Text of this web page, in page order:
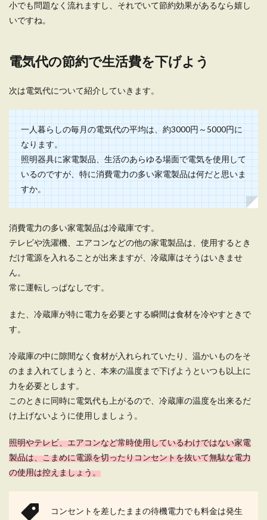
小でも問題なく流れますし、それでいて節約効果があるなら嬉し
いですね。
電気代の節約で生活費を下げよう
次は電気代について紹介していきます。
一人暮らしの毎月の電気代の平均は、約3000円～5000円に
なります。
照明器具に家電製品、生活のあらゆる場面で電気を使用して
いるのですが、特に消費電力の多い家電製品は何だと思いま
すか。
消費電力の多い家電製品は冷蔵庫です。
テレビや洗濯機、エアコンなどの他の家電製品は、使用するとき
だけ電源を入れることが出来ますが、冷蔵庫はそうはいきませ
ん。
常に運転しっぱなしです。
また、冷蔵庫が特に電力を必要とする瞬間は食材を冷やすときで
す。
冷蔵庫の中に隙間なく食材が入れられていたり、温かいものをそ
のまま入れてしまうと、本来の温度まで下げようといつも以上に
力を必要とします。
このときに同時に電気代も上がるので、冷蔵庫の温度を出来るだ
け上げないように使用しましょう。
照明やテレビ、エアコンなど常時使用しているわけではない家電
製品は、こまめに電源を切ったりコンセントを抜いて無駄な電力
の使用は控えましょう。
コンセントを差したままの待機電力でも料金は発生